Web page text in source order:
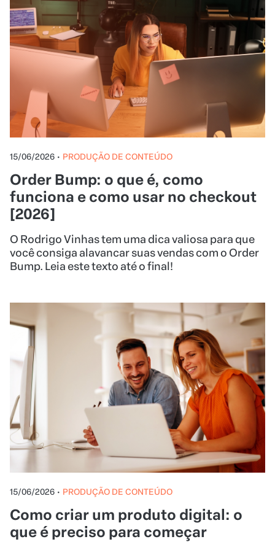
15/06/2026 • PRODUÇÃO DE CONTEÚDO
Order Bump: o que é, como
funciona e como usar no checkout
[2026]
O Rodrigo Vinhas tem uma dica valiosa para que
você consiga alavancar suas vendas com o Order
Bump. Leia este texto até o final!
15/06/2026 • PRODUÇÃO DE CONTEÚDO
Como criar um produto digital: o
que é preciso para começar